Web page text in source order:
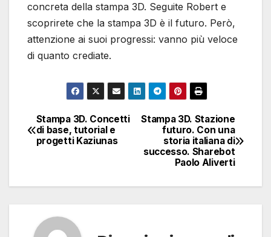
concreta della stampa 3D. Seguite Robert e
scoprirete che la stampa 3D è il futuro. Però,
attenzione ai suoi progressi: vanno più veloce
di quanto crediate.
Navigazione
articoli
Stampa 3D. Stazione
futuro. Con una
storia italiana di
successo. Sharebot
Paolo Aliverti
Stampa 3D. Concetti
di base, tutorial e
progetti Kaziunas